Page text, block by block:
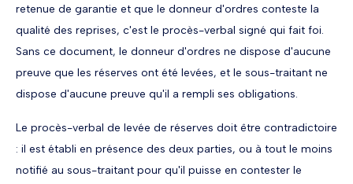
retenue de garantie et que le donneur d'ordres conteste la
qualité des reprises, c'est le procès-verbal signé qui fait foi.
Sans ce document, le donneur d'ordres ne dispose d'aucune
preuve que les réserves ont été levées, et le sous-traitant ne
dispose d'aucune preuve qu'il a rempli ses obligations.
Le procès-verbal de levée de réserves doit être contradictoire
: il est établi en présence des deux parties, ou à tout le moins
notifié au sous-traitant pour qu'il puisse en contester le